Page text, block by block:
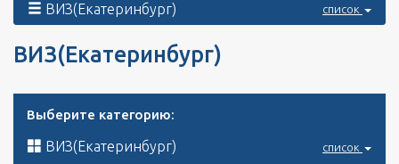
ВИЗ(Екатеринбург) список
ВИЗ(Екатеринбург)
Выберите категорию:
ВИЗ(Екатеринбург) список